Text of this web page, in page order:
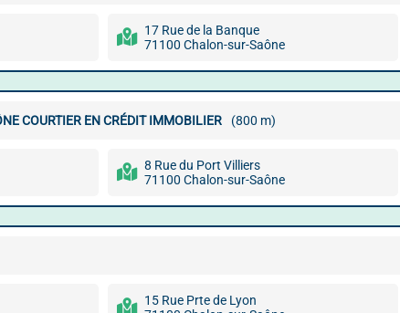
17 Rue de la Banque
71100 Chalon-sur-Saône
COURTIER EN CRÉDIT IMMOBILIER (800 m)
8 Rue du Port Villiers
71100 Chalon-sur-Saône
15 Rue Prte de Lyon